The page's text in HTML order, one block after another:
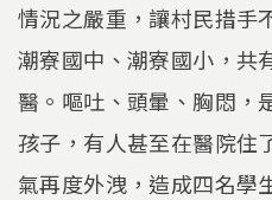
情況之嚴重，讓村民措手
潮寮國中、潮寮國小，共
醫。嘔吐、頭暈、胸悶，
孩子，有人甚至在醫院住
氣再度外洩，造成四名學